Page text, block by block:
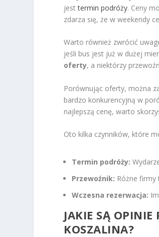
jesttermin podróży. Ceny
zdarza się, że w weekendy
Warto również zwrócić
jeśli bus jest już w dużej
oferty, a niektórzy
Porównując oferty, można
bardzo konkurencyjną w
najlepszą cenę, warto
Oto kilka czynników, które
Termin podróży:
Przewoźnik: Różne
Wczesna rezerwacja:
JAKIE SĄ
KOSZALINA?